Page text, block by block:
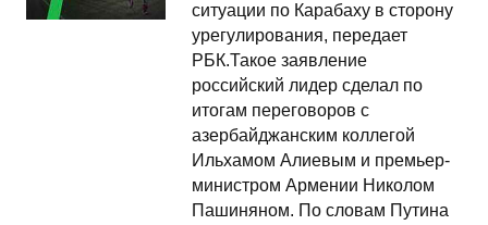
ситуации по Карабаху в сторону
урегулирования, передает
РБК.Такое заявление
российский лидер сделал по
итогам переговоров с
азербайджанским коллегой
Ильхамом Алиевым и премьер-
министром Армении Николом
Пашиняном. По словам Путина